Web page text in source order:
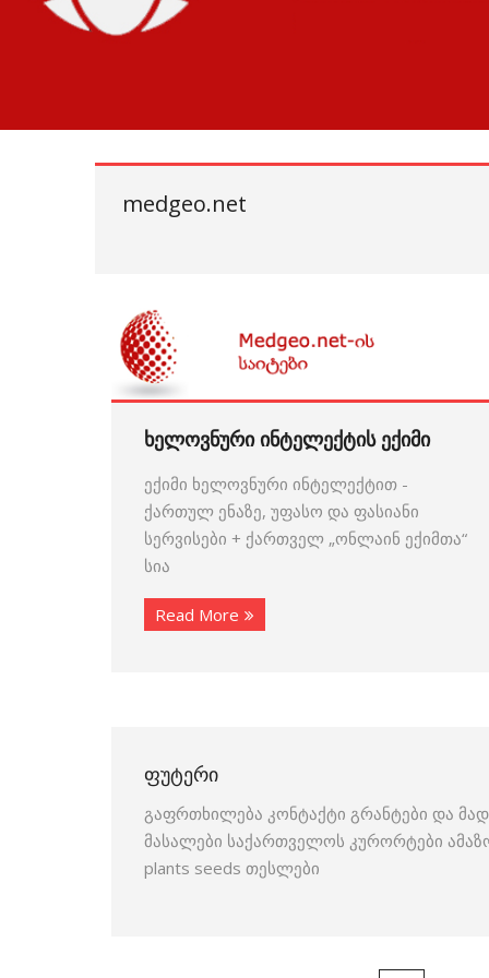
medgeo.net
ხელოვნური ინტელექტის ექიმი
ექიმი ხელოვნური ინტელექტით -
ქართულ ენაზე, უფასო და ფასიანი
სერვისები + ქართველ „ონლაინ ექიმთა“
სია
Read More
ᲤᲣᲢᲔᲠᲘ
გაფრთხილება კონტაქტი გრანტები და
მასალები საქართველოს კურორტები
plants seeds თესლები